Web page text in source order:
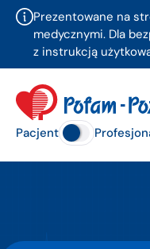
Prezentowane na
medycznymi. Dla
z instrukcją
Pacjent